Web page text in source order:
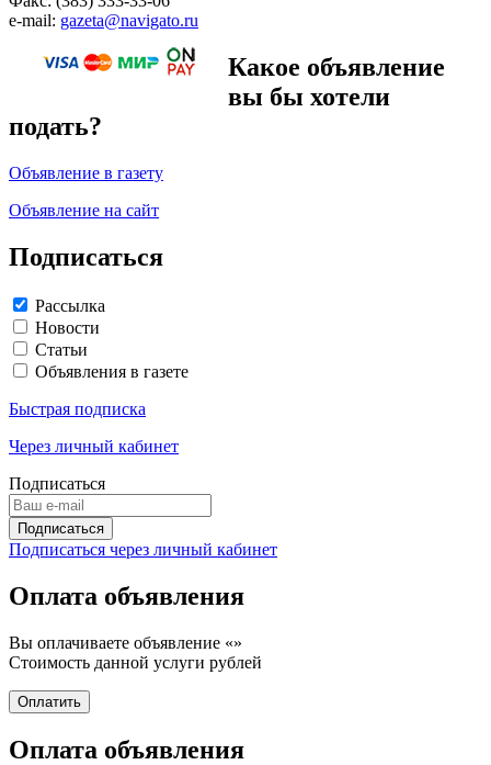
e-mail: gazeta@navigato.ru
Какое объявление
вы бы хотели
подать?
Объявление в газету
Объявление на сайт
Подписаться
Рассылка
Новости
Статьи
Объявления в газете
Быстрая подписка
Через личный кабинет
Подписаться
Подписаться через личный кабинет
Оплата объявления
Вы оплачиваете объявление «»
Стоимость данной услуги рублей
Оплата объявления